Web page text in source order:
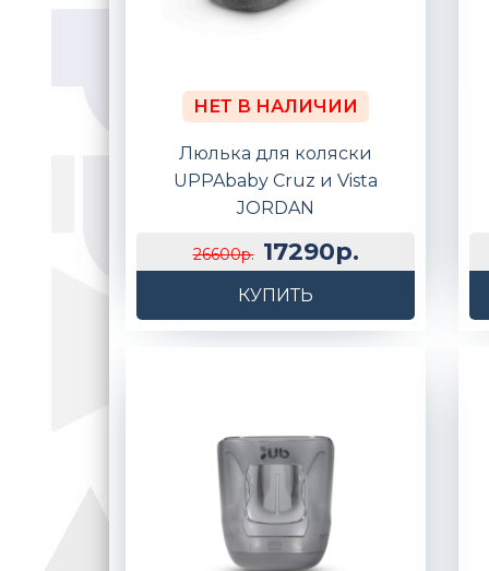
НЕТ В НАЛИЧИИ
Люлька для коляски
UPPAbaby Cruz и Vista
JORDAN
26600р. 17290р.
КУПИТЬ